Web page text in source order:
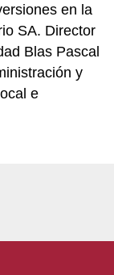
en la
SA. Director
Blas Pascal
y
e